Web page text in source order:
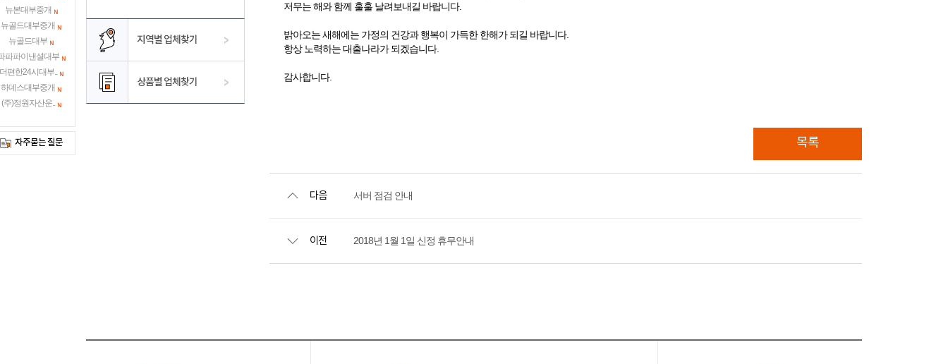
지역별 업체찾기
상품별 업체찾기
저무는 해와 함께 훌훌 날려보내길 바랍니다.
밝아오는 새해에는 가정의 건강과 행복이 가득한 한해가 되길 바랍니다.
항상 노력하는 대출나라가 되겠습니다.
감사합니다.
목록
다음 서버 점검 안내
이전 2018년 1월 1일 신정 휴무안내
뉴본대부중개
뉴골드대부중개
뉴골드대부
파파이낸셜대부
편한24시대부..
하데스대부중개
(주)정원자산운..
자주묻는 질문